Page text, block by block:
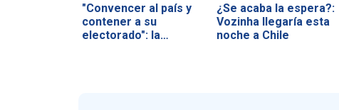
"Convencer al país y
contener a su
electorado": la…
¿Se acaba la espera?:
Vozinha llegaría esta
noche a Chile